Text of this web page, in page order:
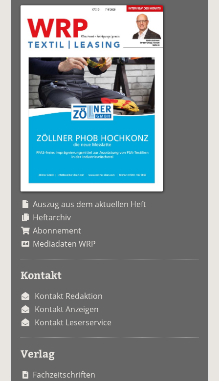
Auszug aus dem aktuellen Heft
Heftarchiv
Abonnement
Mediadaten WRP
Kontakt
Kontakt Redaktion
Kontakt Anzeigen
Kontakt Leserservice
Verlag
Fachzeitschriften